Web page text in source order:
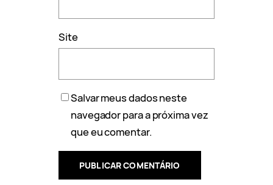
Site
Salvar meus dados neste
navegador para a próxima vez
que eu comentar.